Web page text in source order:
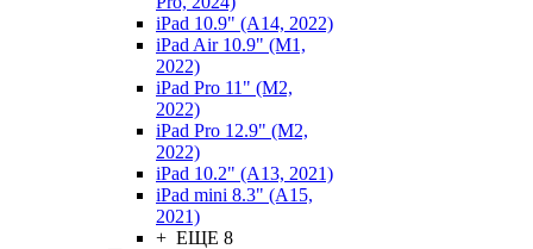
iPad 10.9" (A14, 2022)
iPad Air 10.9" (M1,
2022)
iPad Pro 11" (M2,
2022)
iPad Pro 12.9" (M2,
2022)
iPad 10.2" (A13, 2021)
iPad mini 8.3" (A15,
2021)
+ ЕЩЕ 8